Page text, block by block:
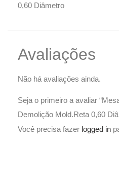
0,60 Diâmetro
Avaliações
Não há avaliações ainda.
Seja o primeiro a avaliar
Demolição Mold.Reta 0,60
Você precisa fazer logged in